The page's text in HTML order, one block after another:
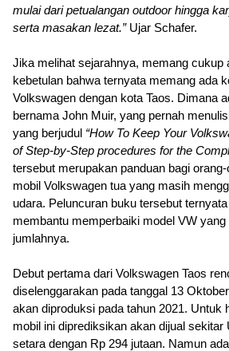
mulai dari petualangan outdoor hingga
serta masakan lezat.” Ujar Schafer.
Jika melihat sejarahnya, memang cukup
kebetulan bahwa ternyata memang ada
Volkswagen dengan kota Taos. Dimana
bernama John Muir, yang pernah
yang berjudul “How To Keep Your
of Step-by-Step procedures for the
tersebut merupakan panduan bagi
mobil Volkswagen tua yang masih
udara. Peluncuran buku tersebut
membantu memperbaiki model VW yang
jumlahnya.
Debut pertama dari Volkswagen Taos
diselenggarakan pada tanggal 13
akan diproduksi pada tahun 2021. Untuk
mobil ini diprediksikan akan dijual sekitar
setara dengan Rp 294 jutaan. Namun